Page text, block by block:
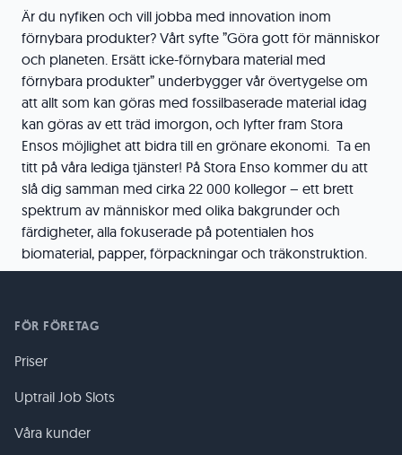
Är du nyfiken och vill jobba med innovation inom
förnybara produkter? Vårt syfte ”Göra gott för människor
och planeten. Ersätt icke-förnybara material med
förnybara produkter” underbygger vår övertygelse om
att allt som kan göras med fossilbaserade material idag
kan göras av ett träd imorgon, och lyfter fram Stora
Ensos möjlighet att bidra till en grönare ekonomi. Ta en
titt på våra lediga tjänster! På Stora Enso kommer du att
slå dig samman med cirka 22 000 kollegor – ett brett
spektrum av människor med olika bakgrunder och
färdigheter, alla fokuserade på potentialen hos
biomaterial, papper, förpackningar och träkonstruktion.
FÖR FÖRETAG
Priser
Uptrail Job Slots
Våra kunder